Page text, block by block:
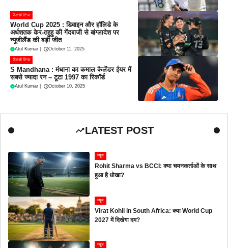
फैंटसी टिप्स
World Cup 2025 : डिवाइन और हॉलिडे के
अर्धशतक केर-तहुहु की गेंदबाजी से बांग्लादेश पर
न्यूजीलैंड की बड़ी जीत
Atul Kumar October 11, 2025
फैंटसी टिप्स
S Mandhana : मंधाना का कमाल कैलेंडर ईयर में
सबसे ज्यादा रन – टूटा 1997 का रिकॉर्ड
Atul Kumar October 10, 2025
LATEST POST
न्यूज
Rohit Sharma vs BCCI: क्या चयनकर्ताओं के साथ
हुआ है धोखा?
न्यूज
Virat Kohli in South Africa: क्या World Cup
2027 में दिखेगा दम?
न्यूज